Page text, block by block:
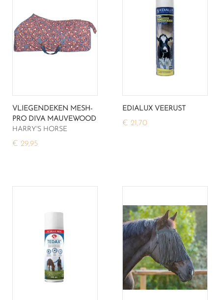
VLIEGENDEKEN MESH-
PRO DIVA MAUVEWOOD
HARRY'S HORSE
€ 29,95
EDIALUX VEERUST
€ 21,70